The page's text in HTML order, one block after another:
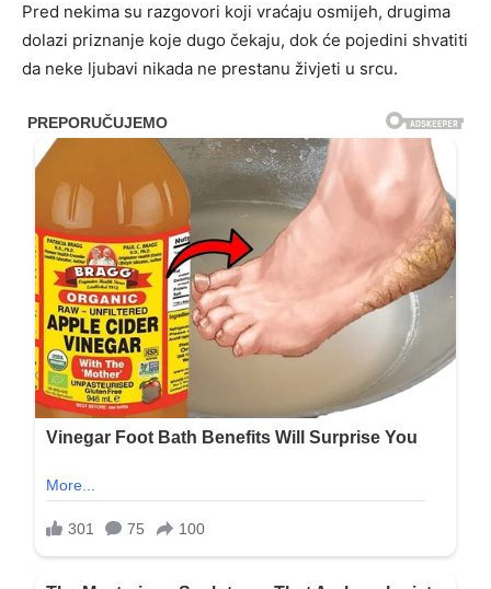
Pred nekima su razgovori koji vraćaju osmijeh, drugima
dolazi priznanje koje dugo čekaju, dok će pojedini shvatiti
da neke ljubavi nikada ne prestanu živjeti u srcu.